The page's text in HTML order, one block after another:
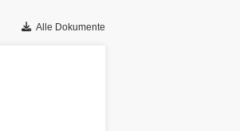
Alle Dokumente